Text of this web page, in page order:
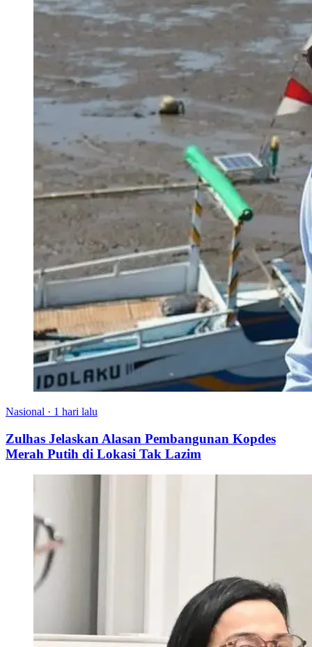
Nasional · 1 hari lalu
Zulhas Jelaskan Alasan Pembangunan Kopdes
Merah Putih di Lokasi Tak Lazim